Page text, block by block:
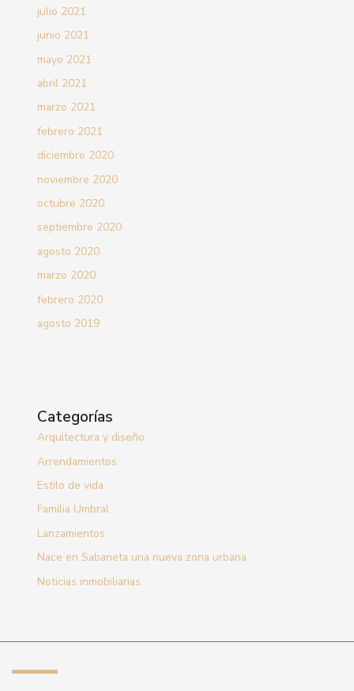
julio 2021
junio 2021
mayo 2021
abril 2021
marzo 2021
febrero 2021
diciembre 2020
noviembre 2020
octubre 2020
septiembre 2020
agosto 2020
marzo 2020
febrero 2020
agosto 2019
Categorías
Arquitectura y diseño
Arrendamientos
Estilo de vida
Familia Umbral
Lanzamientos
Nace en Sabaneta una nueva zona urbana
Noticias inmobiliarias